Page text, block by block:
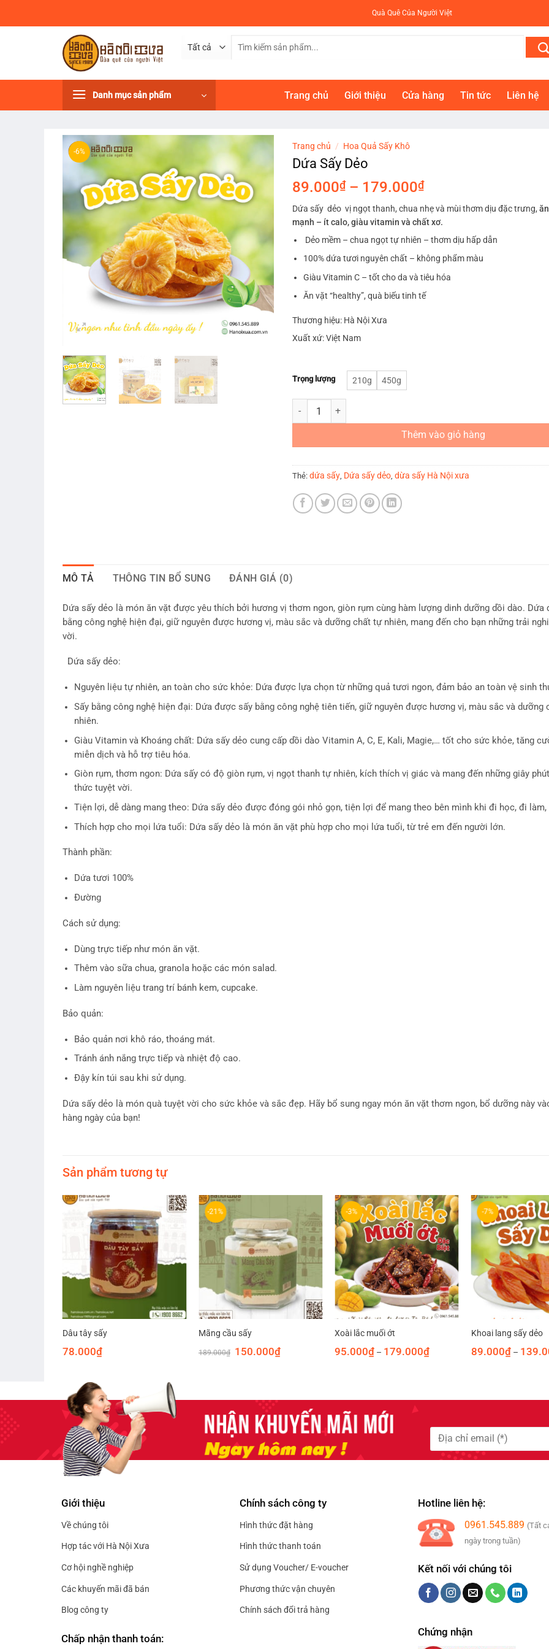
Quà Quê Của Người Việt
Tìm
Danh mục sản phẩm Trang chủ Giới thiệu Cửa hàng Tin tức Liên hệ
-6%
Trang chủ / Hoa Quả Sấy Khô
Dứa Sấy Dẻo
89.000₫ – 179.000₫Khoảng
giá:
từ
89.000₫
đến
179.000₫
Dứa sấy dẻo vị ngọt thanh, chua nhẹ và mùi thơm dịu đặc trưng,
mạnh – ít calo, giàu vitamin và chất xơ.
Dẻo mềm – chua ngọt tự nhiên – thơm dịu hấp dẫn
100% dứa tươi nguyên chất – không phẩm màu
Giàu Vitamin C – tốt cho da và tiêu hóa
Ăn vặt “healthy”, quà biếu tinh tế
Thương hiệu: Hà Nội Xưa
Xuất xứ: Việt Nam
Trọng lượng 210g 450g
Dứa Sấy Dẻo số lượng
Thêm vào giỏ hàng
Thẻ: dứa sấy, Dứa sấy dẻo, dừa sấy Hà Nội xưa
MÔ TẢ THÔNG TIN BỔ SUNG ĐÁNH GIÁ (0)
Dứa sấy dẻo là món ăn vặt được yêu thích bởi hương vị thơm ngon, giòn rụm cùng hàm lượng dinh dưỡng dồi dào. Dứa
bằng công nghệ hiện đại, giữ nguyên được hương vị, màu sắc và dưỡng chất tự nhiên, mang đến cho bạn những trải
vời.
Dứa sấy dẻo:
Nguyên liệu tự nhiên, an toàn cho sức khỏe: Dứa được lựa chọn từ những quả tươi ngon, đảm bảo an toàn vệ sinh
Sấy bằng công nghệ hiện đại: Dứa được sấy bằng công nghệ tiên tiến, giữ nguyên được hương vị, màu sắc và dưỡng
nhiên.
Giàu Vitamin và Khoáng chất: Dứa sấy dẻo cung cấp dồi dào Vitamin A, C, E, Kali, Magie,… tốt cho sức khỏe, tăng
miễn dịch và hỗ trợ tiêu hóa.
Giòn rụm, thơm ngon: Dứa sấy có độ giòn rụm, vị ngọt thanh tự nhiên, kích thích vị giác và mang đến những giây
thức tuyệt vời.
Tiện lợi, dễ dàng mang theo: Dứa sấy dẻo được đóng gói nhỏ gọn, tiện lợi để mang theo bên mình khi đi học, đi
Thích hợp cho mọi lứa tuổi: Dứa sấy dẻo là món ăn vặt phù hợp cho mọi lứa tuổi, từ trẻ em đến người lớn.
Thành phần:
Dứa tươi 100%
Đường
Cách sử dụng:
Dùng trực tiếp như món ăn vặt.
Thêm vào sữa chua, granola hoặc các món salad.
Làm nguyên liệu trang trí bánh kem, cupcake.
Bảo quản:
Bảo quản nơi khô ráo, thoáng mát.
Tránh ánh nắng trực tiếp và nhiệt độ cao.
Đậy kín túi sau khi sử dụng.
Dứa sấy dẻo là món quà tuyệt vời cho sức khỏe và sắc đẹp. Hãy bổ sung ngay món ăn vặt thơm ngon, bổ dưỡng này
hàng ngày của bạn!
Sản phẩm tương tự
Dâu tây sấy
78.000₫
-21%
Mãng cầu sấy
189.000₫ Giá
gốc
150.000₫Giá
hiện
-3%
Xoài lắc muối ớt
95.000₫ – 179.000₫Khoảng
nhiều
biến
thể.
Các
sản
-7%
Khoai lang sấy dẻo
89.000₫ –
biến
Các
có
thể
chọn
trang
sản
phẩm
Giới thiệu
Về chúng tôi
Hợp tác với Hà Nội Xưa
Cơ hội nghề nghiệp
Các khuyến mãi đã bán
Blog công ty
Chính sách công ty
Hình thức đặt hàng
Hình thức thanh toán
Sử dụng Voucher/ E-voucher
Phương thức vận chuyên
Chính sách đổi trả hàng
Chấp nhận thanh toán:
Hotline liên hệ:
0961.545.889 (Tất
ngày trong tuần)
Kết nối với chúng tôi
Chứng nhận